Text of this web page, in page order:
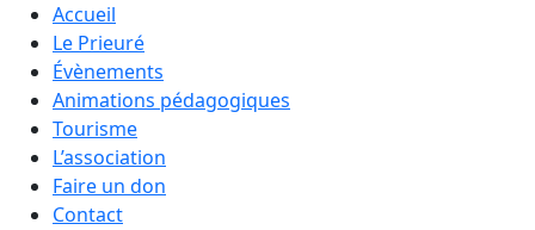
Accueil
Le Prieuré
Évènements
Animations pédagogiques
Tourisme
L’association
Faire un don
Contact